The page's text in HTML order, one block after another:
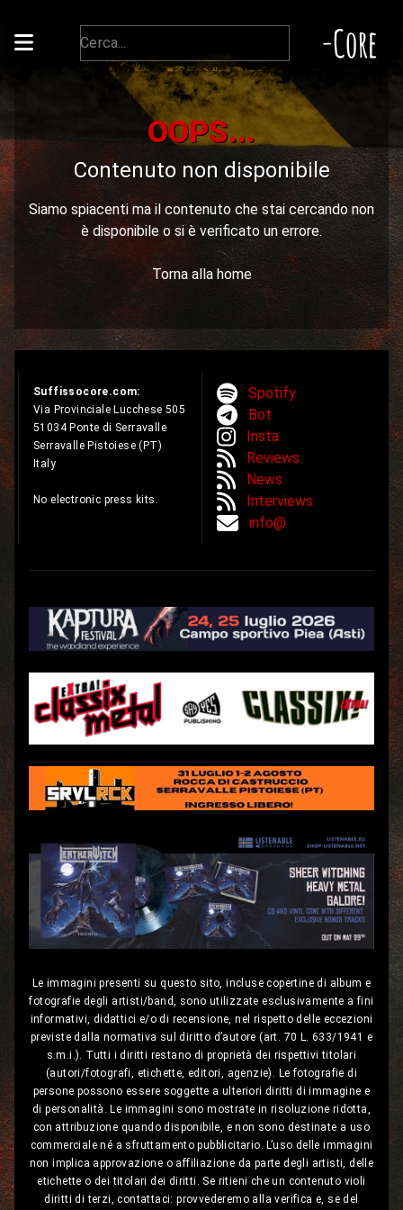
-Core
OOPS...
Contenuto non disponibile
Siamo spiacenti ma il contenuto che stai cercando non
è disponibile o si è verificato un errore.
Torna alla home
Suffissocore.com:
Via Provinciale Lucchese 505
51034 Ponte di Serravalle
Serravalle Pistoiese (PT)
Italy
No electronic press kits.
Spotify
Bot
Insta
Reviews
News
Interviews
info@
Le immagini presenti su questo sito, incluse copertine di album e
fotografie degli artisti/band, sono utilizzate esclusivamente a fini
informativi, didattici e/o di recensione, nel rispetto delle eccezioni
previste dalla normativa sul diritto d’autore (art. 70 L. 633/1941 e
s.m.i.). Tutti i diritti restano di proprietà dei rispettivi titolari
(autori/fotografi, etichette, editori, agenzie). Le fotografie di
persone possono essere soggette a ulteriori diritti di immagine e
di personalità. Le immagini sono mostrate in risoluzione ridotta,
con attribuzione quando disponibile, e non sono destinate a uso
commerciale né a sfruttamento pubblicitario. L’uso delle immagini
non implica approvazione o affiliazione da parte degli artisti, delle
etichette o dei titolari dei diritti. Se ritieni che un contenuto violi
diritti di terzi, contattaci: provvederemo alla verifica e, se del